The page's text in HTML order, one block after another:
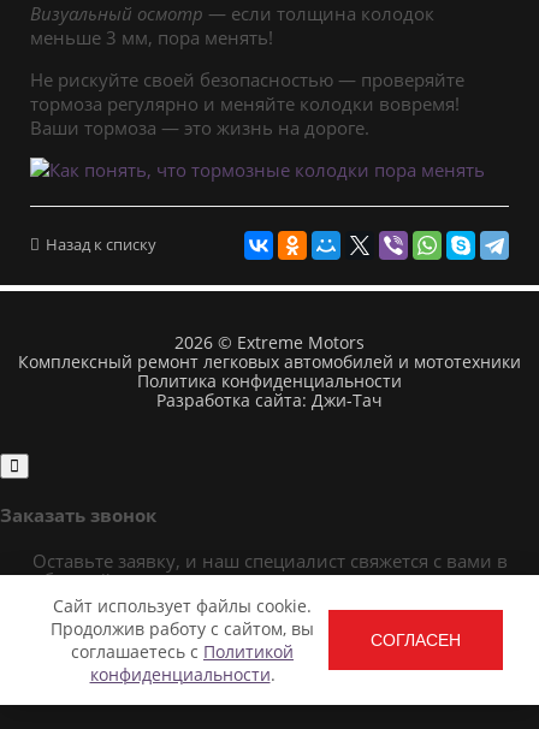
Визуальный осмотр — если толщина колодок
меньше 3 мм, пора менять!
Не рискуйте своей безопасностью — проверяйте
тормоза регулярно и меняйте колодки вовремя!
Ваши тормоза — это жизнь на дороге.
Назад к списку
2026 © Extreme Motors
Комплексный ремонт легковых автомобилей и мототехники
Политика конфиденциальности
Разработка сайта: Джи-Тач
Сайт использует файлы cookie.
Продолжив работу с сайтом, вы
соглашаетесь с Политикой
конфиденциальности.
СОГЛАСЕН
Заказать звонок
Оставьте заявку, и наш специалист свяжется с вами в
ближайшее время и ответит на все ваши вопросы.